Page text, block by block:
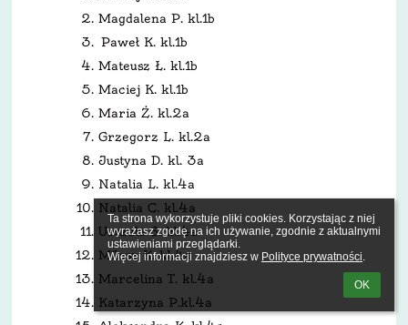
Ta strona wykorzystuje pliki cookies. Korzystając z niej
wyrażasz zgodę na ich używanie, zgodnie z aktualnymi
ustawieniami przeglądarki.
Więcej informacji znajdziesz w Polityce prywatności.
OK
Magdalena P. kl.1b
Paweł K. kl.1b
Mateusz Ł. kl.1b
Maciej K. kl.1b
Maria Ż. kl.2a
Grzegorz L. kl.2a
Justyna D. kl. 3a
Natalia L. kl.4a
Natalia C. kl.4a
Urszula S. kl.4a
Miłosz K. kl.4a
Marcelina T. kl.4a
Katarzyna P.kl.4a